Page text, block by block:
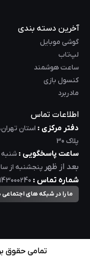
آخرین دسته بندی
گوشی موبایل
لپ‌تاب
ساعت هوشمند
کنسول بازی
مادربرد
اطلاعات تماس
دفتر مرکزی : استان
پلاک 30
ساعت پاسخگویی :
بعد از ظهر پنجشنبه از
شماره تماس :
ما را در شبکه های اجتماعی
تمامی حقوق